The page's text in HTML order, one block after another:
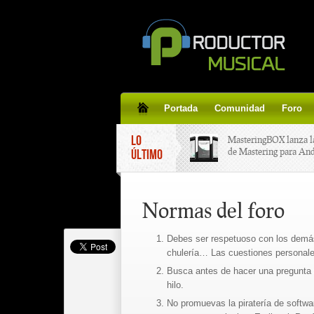
Portada Comunidad Foro
LO
ÚLTIMO
MasteringBOX lanza
de Mastering para
line gratis!
Korg lanza SDD-
pedal de delay.
aplicar efectos a tus
Normas del foro
Debes ser respetuoso con los
chulería… Las cuestiones
Busca antes de hacer una
hilo.
No promuevas la piratería de